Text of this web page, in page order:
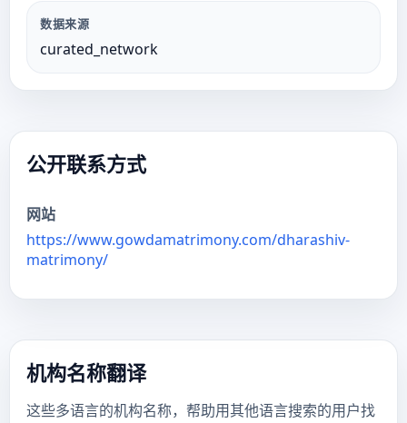
数据来源
curated_network
公开联系方式
网站
https://www.gowdamatrimony.com/dharashiv-
matrimony/
机构名称翻译
这些多语言的机构名称，帮助用其他语言搜索的用户找